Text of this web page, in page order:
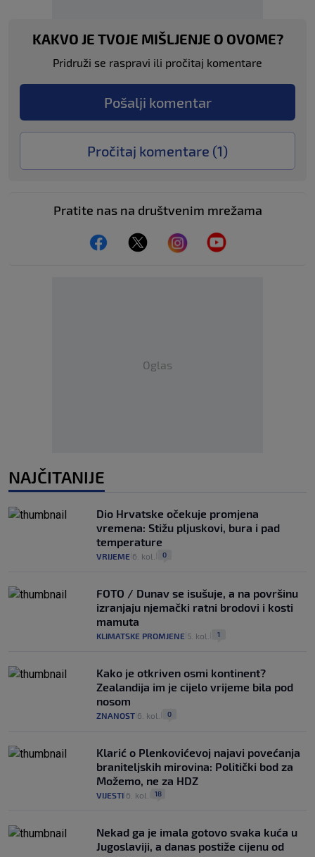
KAKVO JE TVOJE MIŠLJENJE O OVOME?
Pridruži se raspravi ili pročitaj komentare
Pošalji komentar
Pročitaj komentare (1)
Pratite nas na društvenim mrežama
Oglas
NAJČITANIJE
Dio Hrvatske očekuje promjena
vremena: Stižu pljuskovi, bura i pad
temperature
VRIJEME 6. kol. 0
FOTO / Dunav se isušuje, a na površinu
izranjaju njemački ratni brodovi i kosti
mamuta
KLIMATSKE PROMJENE 5. kol. 1
Kako je otkriven osmi kontinent?
Zealandija im je cijelo vrijeme bila pod
nosom
ZNANOST 6. kol. 0
Klarić o Plenkovićevoj najavi povećanja
braniteljskih mirovina: Politički bod za
Možemo, ne za HDZ
VIJESTI 6. kol. 18
Nekad ga je imala gotovo svaka kuća u
Jugoslaviji, a danas postiže cijenu od